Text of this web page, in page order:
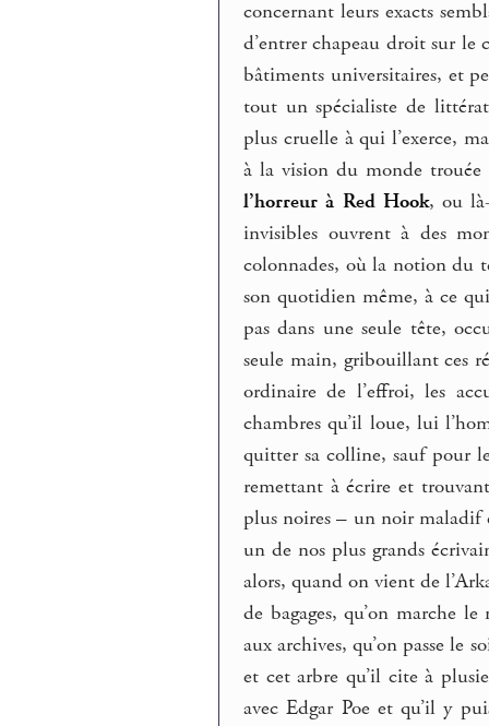
concernant leurs exacts
d’entrer chapeau droit sur le
bâtiments universitaires, et
tout un spécialiste de
plus cruelle à qui l’exerce,
à la vision du monde
l’horreur à Red Hook, ou
invisibles ouvrent à des
colonnades, où la notion du
son quotidien même, à ce
pas dans une seule tête,
seule main, gribouillant ces
ordinaire de l’effroi, les
chambres qu’il loue, lui
quitter sa colline, sauf pour
remettant à écrire et
plus noires – un noir
un de nos plus grands
alors, quand on vient de
de bagages, qu’on marche
aux archives, qu’on passe le
et cet arbre qu’il cite à
avec Edgar Poe et qu’il y